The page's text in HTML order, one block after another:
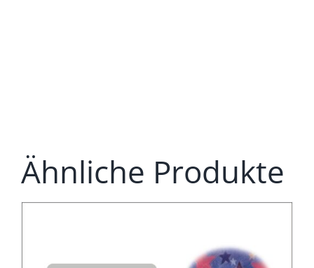
Ähnliche Produkte